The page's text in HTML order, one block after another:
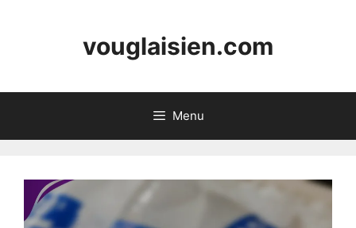
vouglaisien.com
Menu